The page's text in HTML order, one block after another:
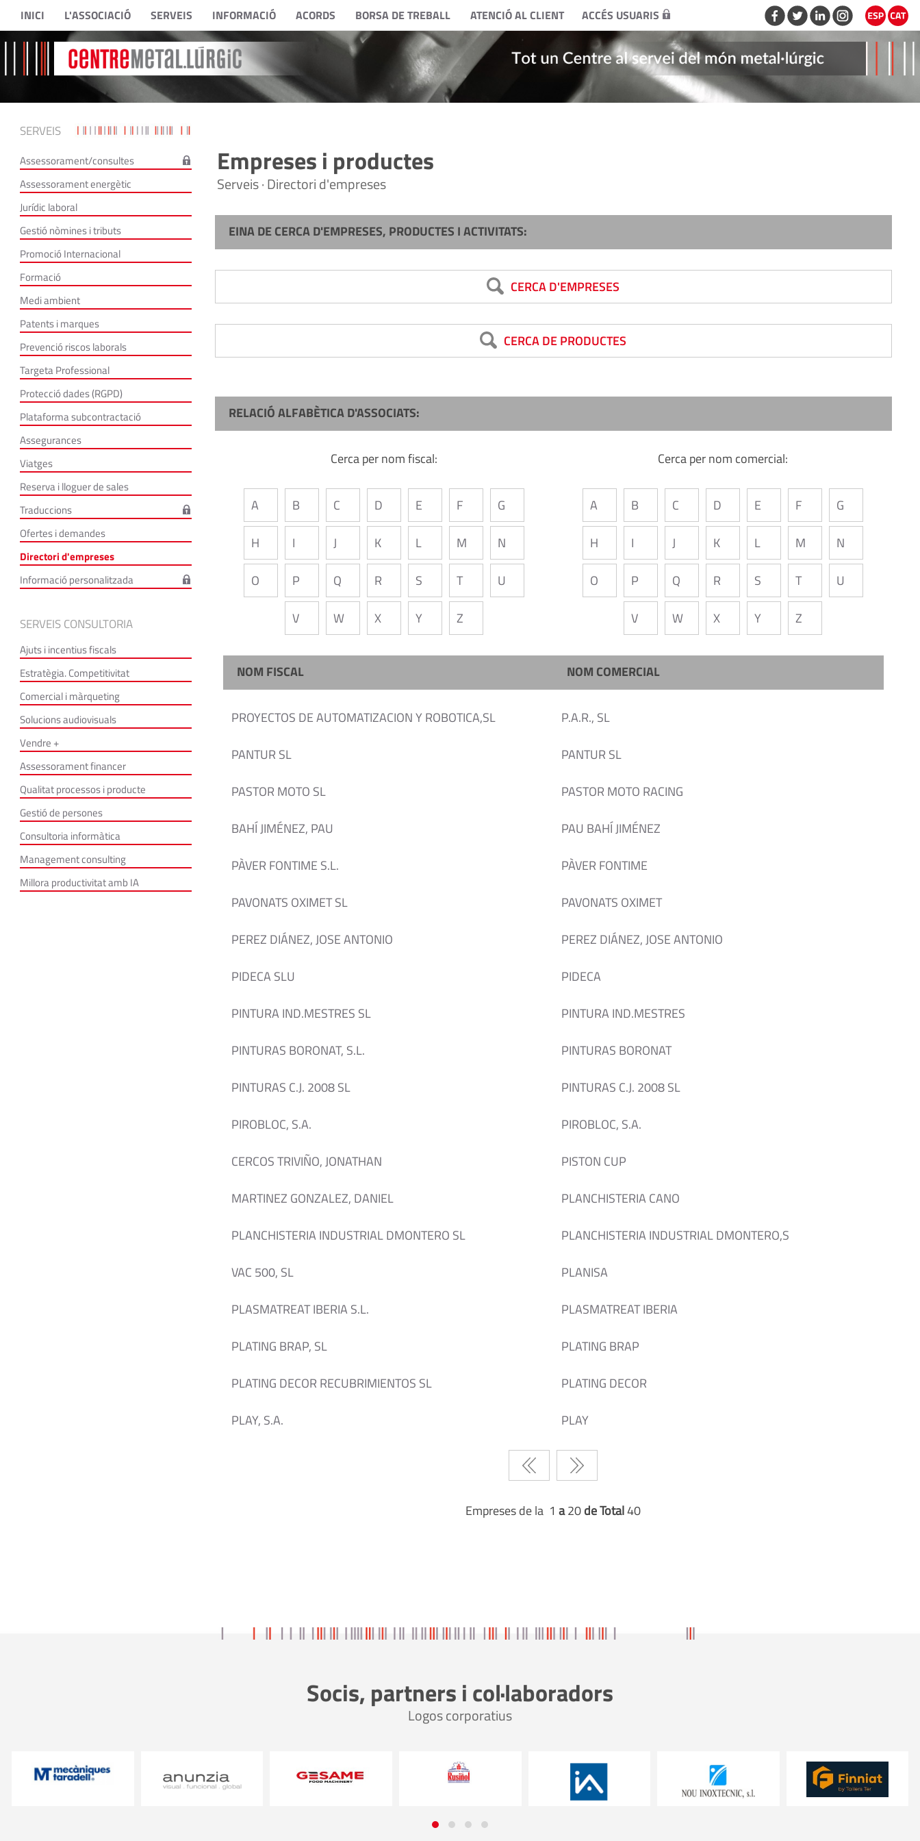
INICI L'ASSOCIACIÓ SERVEIS INFORMACIÓ ACORDS BORSA DE TREBALL ATENCIÓ AL CLIENT ACCÉS USUARIS
SERVEIS
Assessorament/consultes
Assessorament energètic
Jurídic laboral
Gestió nòmines i tributs
Promoció Internacional
Formació
Medi ambient
Patents i marques
Prevenció riscos laborals
Targeta Professional
Protecció dades (RGPD)
Plataforma subcontractació
Assegurances
Viatges
Reserva i lloguer de sales
Traduccions
Ofertes i demandes
Directori d'empreses
Informació personalitzada
SERVEIS CONSULTORIA
Ajuts i incentius fiscals
Estratègia. Competitivitat
Comercial i màrqueting
Solucions audiovisuals
Vendre +
Assessorament financer
Qualitat processos i producte
Gestió de persones
Consultoria informàtica
Management consulting
Millora productivitat amb IA
Empreses i productes
Serveis · Directori d'empreses
EINA DE CERCA D'EMPRESES, PRODUCTES I ACTIVITATS:
CERCA D'EMPRESES
CERCA DE PRODUCTES
RELACIÓ ALFABÈTICA D'ASSOCIATS:
Cerca per nom fiscal:
A B C D E F G
H I J K L M N
O P Q R S T U
V W X Y Z
Cerca per nom comercial:
A B C D E F G
H I J K L M N
O P Q R S T U
V W X Y Z
NOM FISCAL NOM COMERCIAL
PROYECTOS DE AUTOMATIZACION Y ROBOTICA,SL
P.A.R., SL
PANTUR SL
PANTUR SL
PASTOR MOTO SL
PASTOR MOTO RACING
BAHÍ JIMÉNEZ, PAU
PAU BAHÍ JIMÉNEZ
PÀVER FONTIME S.L.
PÀVER FONTIME
PAVONATS OXIMET SL
PAVONATS OXIMET
PEREZ DIÁNEZ, JOSE ANTONIO
PEREZ DIÁNEZ, JOSE ANTONIO
PIDECA SLU
PIDECA
PINTURA IND.MESTRES SL
PINTURA IND.MESTRES
PINTURAS BORONAT, S.L.
PINTURAS BORONAT
PINTURAS C.J. 2008 SL
PINTURAS C.J. 2008 SL
PIROBLOC, S.A.
PIROBLOC, S.A.
CERCOS TRIVIÑO, JONATHAN
PISTON CUP
MARTINEZ GONZALEZ, DANIEL
PLANCHISTERIA CANO
PLANCHISTERIA INDUSTRIAL DMONTERO SL
PLANCHISTERIA INDUSTRIAL DMONTERO,S
VAC 500, SL
PLANISA
PLASMATREAT IBERIA S.L.
PLASMATREAT IBERIA
PLATING BRAP, SL
PLATING BRAP
PLATING DECOR RECUBRIMIENTOS SL
PLATING DECOR
PLAY, S.A.
PLAY
Empreses de la 1a20de Total40
Socis, partners i col·laboradors
Logos corporatius